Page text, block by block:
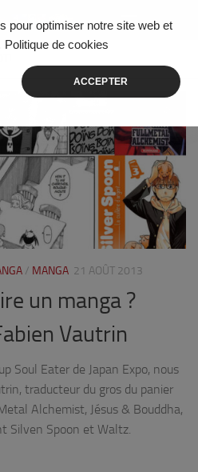
pour optimiser notre site web et
Politique de cookies
ACCEPTER
/ MANGA 21 AOÛT 2013
un manga ?
Vautrin
Soul Eater de Japan Expo, nous
traducteur du gros du panier
Alchemist, Jésus & Bouddha,
Silven Spoon et Waltz.